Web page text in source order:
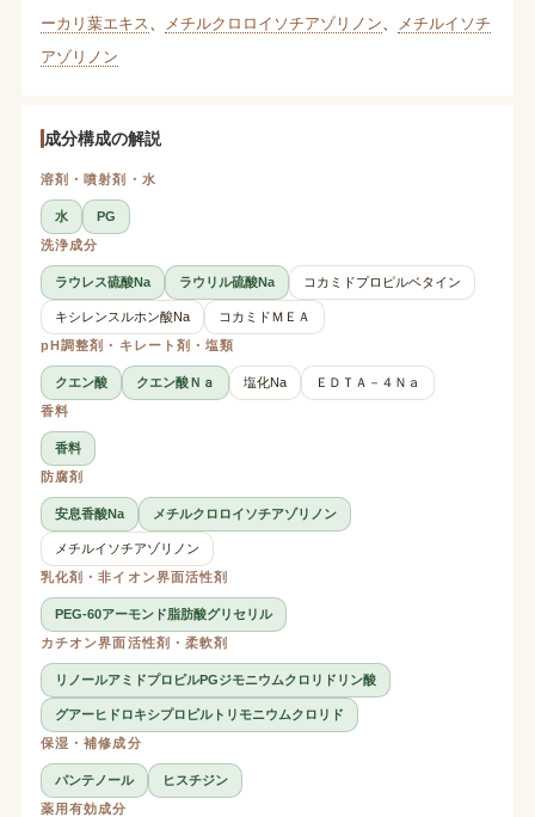
ーカリ葉エキス
メチルクロロイソチアゾリノン
メチルイソチ
アゾリノン
成分構成の解説
溶剤・噴射剤・水
水
PG
洗浄成分
ラウレス硫酸Na ラウリル硫酸Na コカミドプロピルベタイン
キシレンスルホン酸Na
コカミドＭＥＡ
pH調整剤・キレート剤・塩類
クエン酸 クエン酸Ｎａ 塩化Na
ＥＤＴＡ－４Ｎａ
香料
香料
防腐剤
安息香酸Na メチルクロロイソチアゾリノン
メチルイソチアゾリノン
乳化剤・非イオン界面活性剤
PEG-60アーモンド脂肪酸グリセリル
カチオン界面活性剤・柔軟剤
リノールアミドプロピルPGジモニウムクロリドリン酸
グアーヒドロキシプロピルトリモニウムクロリド
保湿・補修成分
パンテノール
ヒスチジン
薬用有効成分